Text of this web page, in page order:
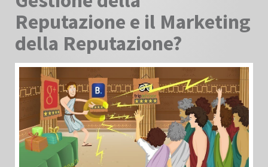
Reputazione e il Marketing
della Reputazione?